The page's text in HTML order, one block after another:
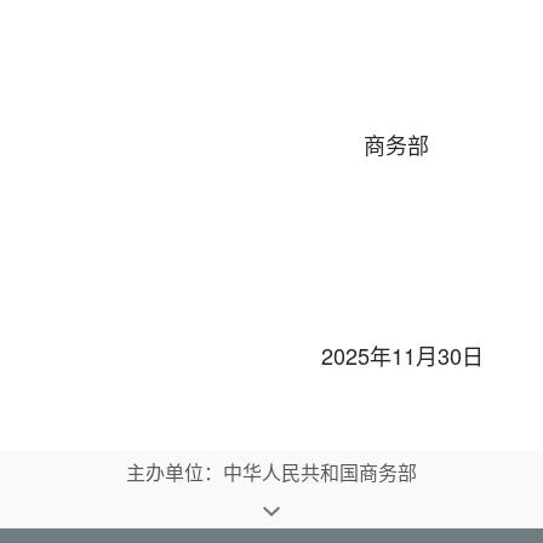
商务部
2025年11月30日
主办单位：中华人民共和国商务部